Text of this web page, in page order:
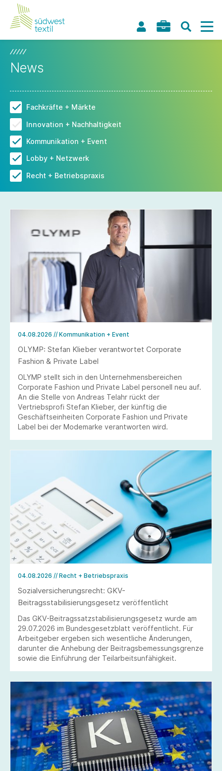
News
Fachkräfte + Märkte
Innovation + Nachhaltigkeit
Kommunikation + Event
Lobby + Netzwerk
Recht + Betriebspraxis
04.08.2026 // Kommunikation + Event
OLYMP: Stefan Klieber verantwortet Corporate
Fashion & Private Label
OLYMP stellt sich in den Unternehmensbereichen
Corporate Fashion und Private Label personell neu auf.
An die Stelle von Andreas Telahr rückt der
Vertriebsprofi Stefan Klieber, der künftig die
Geschäftseinheiten Corporate Fashion und Private
Label bei der Modemarke verantworten wird.
04.08.2026 // Recht + Betriebspraxis
Sozialversicherungsrecht: GKV-
Beitragsstabilisierungsgesetz veröffentlicht
Das GKV-Beitragssatzstabilisierungsgesetz wurde am
29.07.2026 im Bundesgesetzblatt veröffentlicht. Für
Arbeitgeber ergeben sich wesentliche Änderungen,
darunter die Anhebung der Beitragsbemessungsgrenze
sowie die Einführung der Teilarbeitsunfähigkeit.